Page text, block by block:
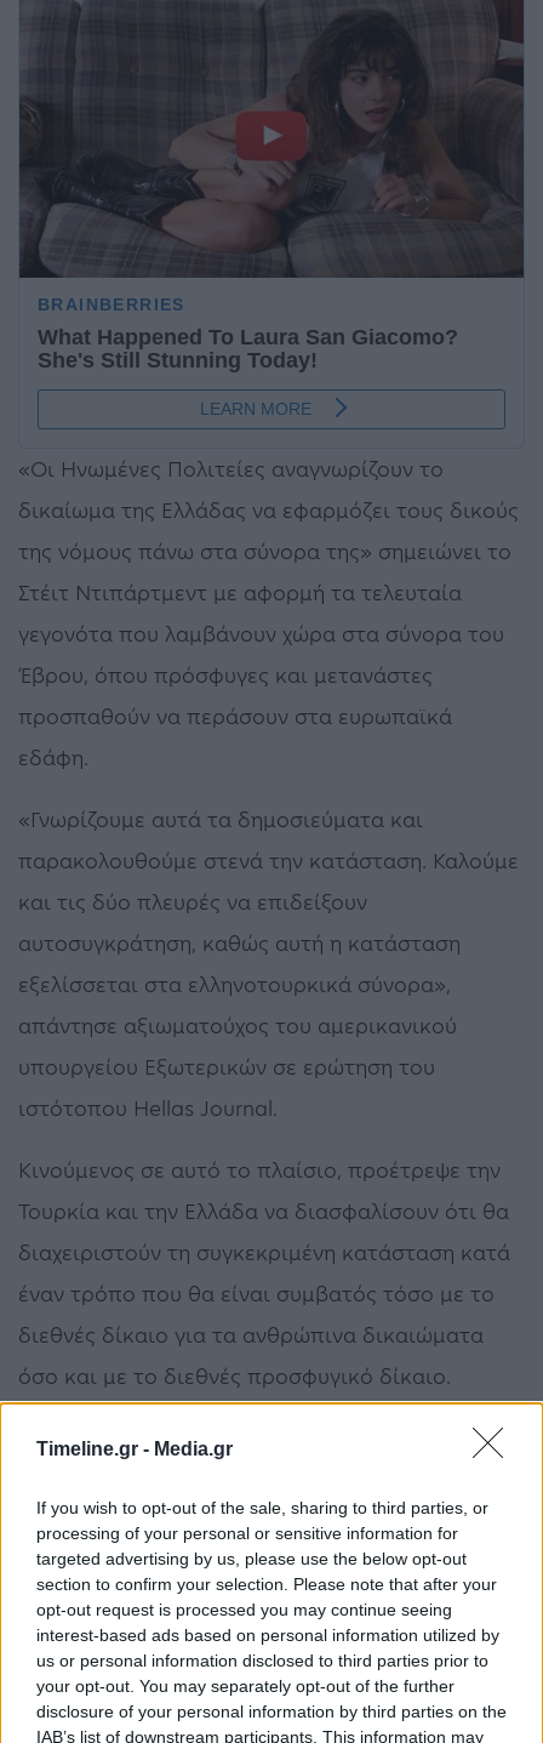
Timeline.gr - Media.gr
If you wish to opt-out of the sale, sharing to third parties, or
processing of your personal or sensitive information for
targeted advertising by us, please use the below opt-out
section to confirm your selection. Please note that after your
opt-out request is processed you may continue seeing
interest-based ads based on personal information utilized by
us or personal information disclosed to third parties prior to
your opt-out. You may separately opt-out of the further
disclosure of your personal information by third parties on the
IAB’s list of downstream participants. This information may
«Οι Ηνωμένες Πολιτείες αναγνωρίζουν το
δικαίωμα της Ελλάδας να εφαρμόζει τους δικούς
της νόμους πάνω στα σύνορα της» σημειώνει το
Στέιτ Ντιπάρτμεντ με αφορμή τα τελευταία
γεγονότα που λαμβάνουν χώρα στα σύνορα του
Έβρου, όπου πρόσφυγες και μετανάστες
προσπαθούν να περάσουν στα ευρωπαϊκά
εδάφη.
«Γνωρίζουμε αυτά τα δημοσιεύματα και
παρακολουθούμε στενά την κατάσταση. Καλούμε
και τις δύο πλευρές να επιδείξουν
αυτοσυγκράτηση, καθώς αυτή η κατάσταση
εξελίσσεται στα ελληνοτουρκικά σύνορα»,
απάντησε αξιωματούχος του αμερικανικού
υπουργείου Εξωτερικών σε ερώτηση του
ιστότοπου Hellas Journal.
Κινούμενος σε αυτό το πλαίσιο, προέτρεψε την
Τουρκία και την Ελλάδα να διασφαλίσουν ότι θα
διαχειριστούν τη συγκεκριμένη κατάσταση κατά
έναν τρόπο που θα είναι συμβατός τόσο με το
διεθνές δίκαιο για τα ανθρώπινα δικαιώματα
όσο και με το διεθνές προσφυγικό δίκαιο.
Έβρος Ελληνικά Σύνορα
ΠΡΟΗΓΟΎΜΕΝΟ ΆΡΘΡΟ
Περίπου 1.000
μετανάστες και
πρόσφυγες έφτασαν το
τελευταίο 24ωρο στα
ελληνικά νησιά
ΕΠΌΜΕΝΟ ΆΡΘΡΟ
Μεταναστευτικό: Στήριξη
από Μακρόν και Σαρλ
Μισέλ στην Ελλάδα –
Άφαντη η Μέρκελ